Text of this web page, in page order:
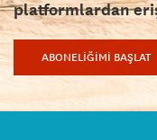
platformlardan
ABONELİĞİMİ BAŞLAT